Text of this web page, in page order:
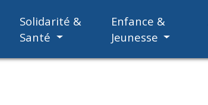
Solidarité &
Santé
Enfance &
Jeunesse